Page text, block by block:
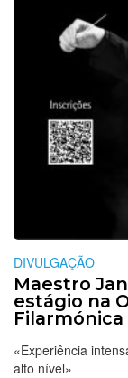
DIVULGAÇÃO
Maestro
estágio na
«Experiência
alto nível»